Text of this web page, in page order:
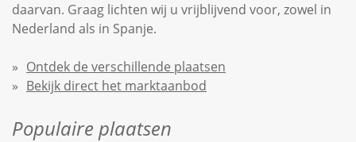
daarvan. Graag lichten wij u vrijblijvend voor, zowel in
Nederland als in Spanje.
Ontdek de verschillende plaatsen
Bekijk direct het marktaanbod
Populaire plaatsen